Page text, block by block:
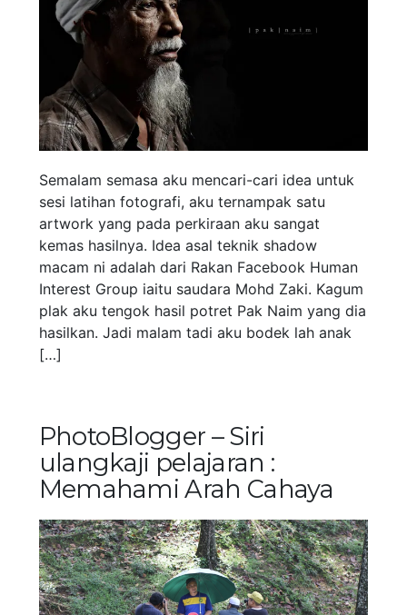
Semalam semasa aku mencari-cari idea untuk
sesi latihan fotografi, aku ternampak satu
artwork yang pada perkiraan aku sangat
kemas hasilnya. Idea asal teknik shadow
macam ni adalah dari Rakan Facebook Human
Interest Group iaitu saudara Mohd Zaki. Kagum
plak aku tengok hasil potret Pak Naim yang dia
hasilkan. Jadi malam tadi aku bodek lah anak
[…]
PhotoBlogger – Siri
ulangkaji pelajaran :
Memahami Arah Cahaya